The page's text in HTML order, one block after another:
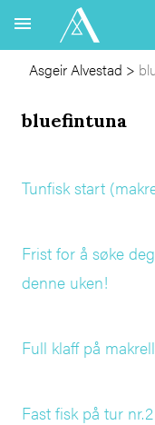
Asgeir Alvestad >
bluefintuna
Tunfisk start
Frist for å søke
denne uken!
Full klaff på
Fast fisk på tur